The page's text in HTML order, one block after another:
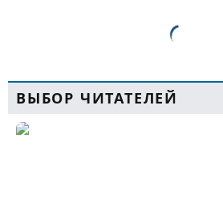
ВЫБОР ЧИТАТЕЛЕЙ